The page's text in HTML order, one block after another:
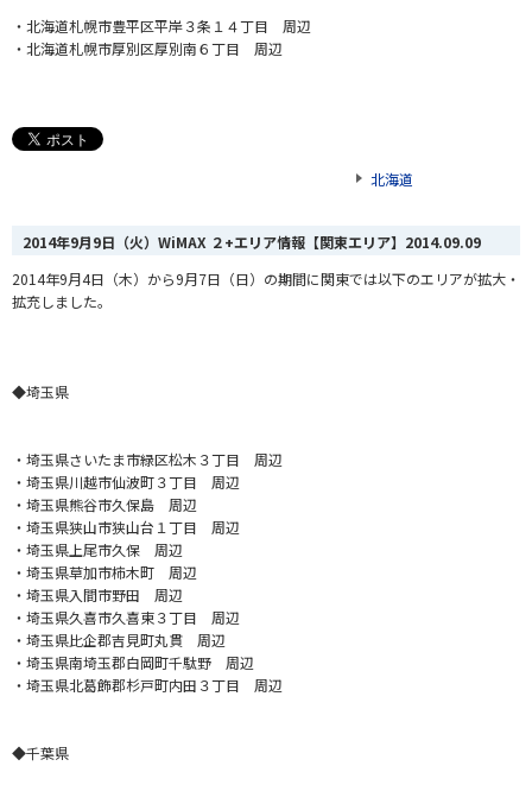
・北海道札幌市豊平区平岸３条１４丁目 周辺
・北海道札幌市厚別区厚別南６丁目 周辺
北海道
2014年9月9日（火）WiMAX ２+エリア情報【関東エリア】 2014.09.09
2014年9月4日（木）から9月7日（日） の期間に関東では以下のエリアが拡大・
拡充しました。
◆埼玉県
・埼玉県さいたま市緑区松木３丁目 周辺
・埼玉県川越市仙波町３丁目 周辺
・埼玉県熊谷市久保島 周辺
・埼玉県狭山市狭山台１丁目 周辺
・埼玉県上尾市久保 周辺
・埼玉県草加市柿木町 周辺
・埼玉県入間市野田 周辺
・埼玉県久喜市久喜東３丁目 周辺
・埼玉県比企郡吉見町丸貫 周辺
・埼玉県南埼玉郡白岡町千駄野 周辺
・埼玉県北葛飾郡杉戸町内田３丁目 周辺
◆千葉県